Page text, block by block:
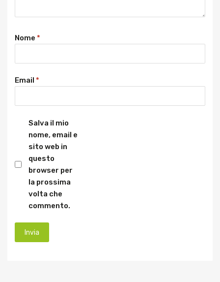
Nome *
Email *
Salva il mio
nome, email e
sito web in
questo
browser per
la prossima
volta che
commento.